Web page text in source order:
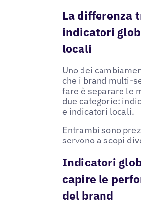
La differenza
indicatori
locali
Uno dei
che i brand multi-
fare è separare le
due categorie:
e indicatori locali.
Entrambi sono
servono a scopi
Indicatori
capire le
del brand